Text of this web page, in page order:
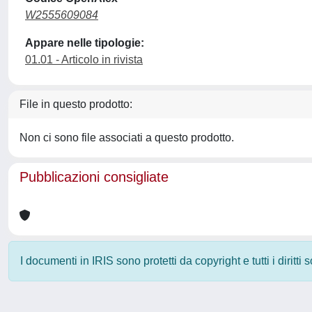
W2555609084
Appare nelle tipologie:
01.01 - Articolo in rivista
File in questo prodotto:
Non ci sono file associati a questo prodotto.
Pubblicazioni consigliate
I documenti in IRIS sono protetti da copyright e tutti i diritti